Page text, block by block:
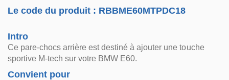
Le code du produit : RBBME60MTPDC18
Intro
Ce pare-chocs arrière est destiné à ajouter une touche
sportive M-tech sur votre BMW E60.
Convient pour